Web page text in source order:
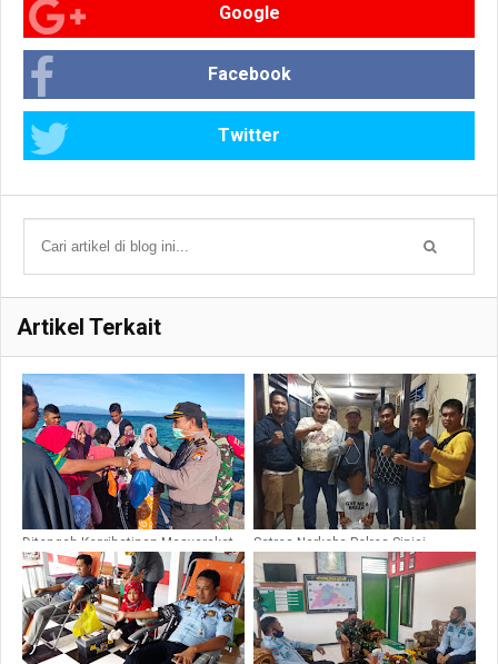
Google
Facebook
Twitter
Artikel Terkait
Ditengah Keprihatinan Masyarakat
Terhadap Covid-19, Kapolsek Pulau
Sembilan Bagi-bagi Masker
Satres Narkoba Polres Sinjai
Berhasil Menangkap Pelaku
Peredaran Narkoba